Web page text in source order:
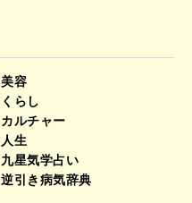
美容
くらし
カルチャー
人生
九星気学占い
逆引き病気辞典